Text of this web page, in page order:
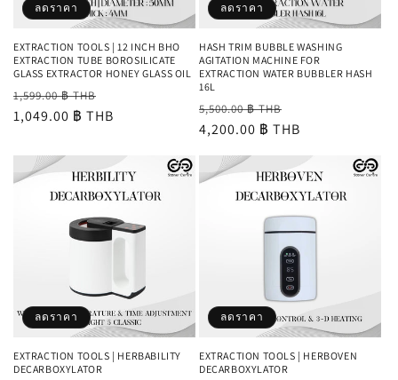
ลดราคา
EXTRACTION TOOLS | 12 INCH BHO
EXTRACTION TUBE BOROSILICATE
GLASS EXTRACTOR HONEY GLASS OIL
ราคา
ปกติ
1,599.00 ฿ THB
โปรโมชัน
1,049.00 ฿ THB
ลดราคา
HASH TRIM BUBBLE WASHING
AGITATION MACHINE FOR
EXTRACTION WATER BUBBLER HASH
16L
ราคา
ปกติ
5,500.00 ฿ THB
โปรโมชัน
4,200.00 ฿ THB
ลดราคา
EXTRACTION TOOLS | HERBABILITY
DECARBOXYLATOR
ลดราคา
EXTRACTION TOOLS | HERBOVEN
DECARBOXYLATOR